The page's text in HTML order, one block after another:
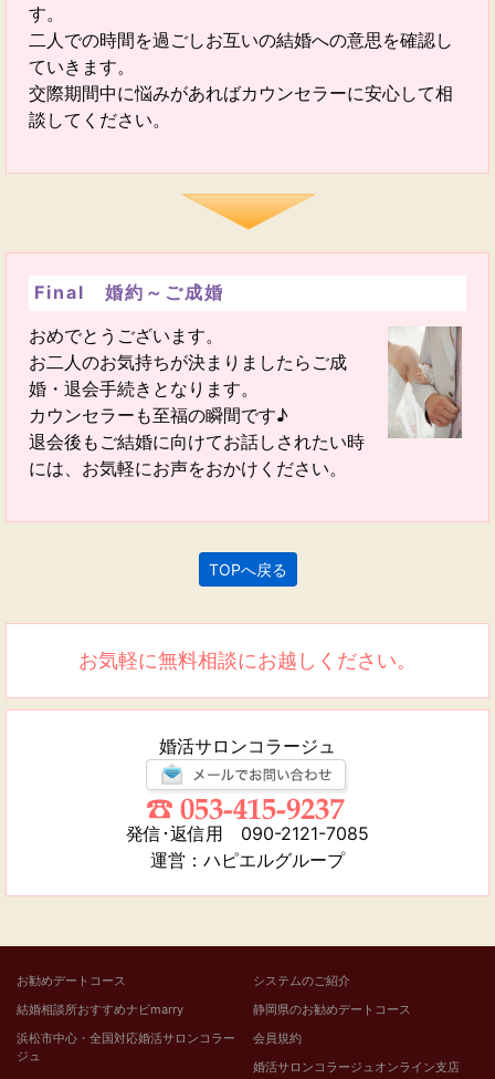
す。
二人での時間を過ごしお互いの結婚への意思を確認し
ていきます。
交際期間中に悩みがあればカウンセラーに安心して相
談してください。
Final 婚約～ご成婚
おめでとうございます。
お二人のお気持ちが決まりましたらご成
婚・退会手続きとなります。
カウンセラーも至福の瞬間です♪
退会後もご結婚に向けてお話しされたい時
には、お気軽にお声をおかけください。
TOPへ戻る
お気軽に無料相談にお越しください。
婚活サロンコラージュ
発信･返信用 090-2121-7085
運営：ハピエルグループ
お勧めデートコース
システムのご紹介
結婚相談所おすすめナビmarry
静岡県のお勧めデートコース
浜松市中心・全国対応婚活サロンコラー
ジュ
会員規約
婚活サロンコラージュオンライン支店